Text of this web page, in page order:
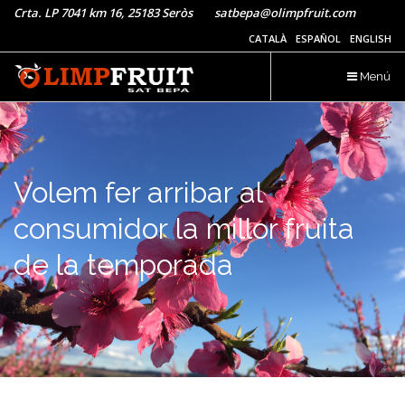
Pasar
contenido
principal
Crta. LP 7041 km 16, 25183 Seròs satbepa@olimpfruit.com
CATALÀ ESPAÑOL ENGLISH
Menú
Volem fer arribar al
consumidor la millor fruita
de la temporada
CURA DERECOLLIDA
EN EL SEU PUNT
VENDA DE PROXIMITAT
PRODUÏM SOTA LES
TÈCNIQUES DE
PRODUCCIÓ
INTEGRADA